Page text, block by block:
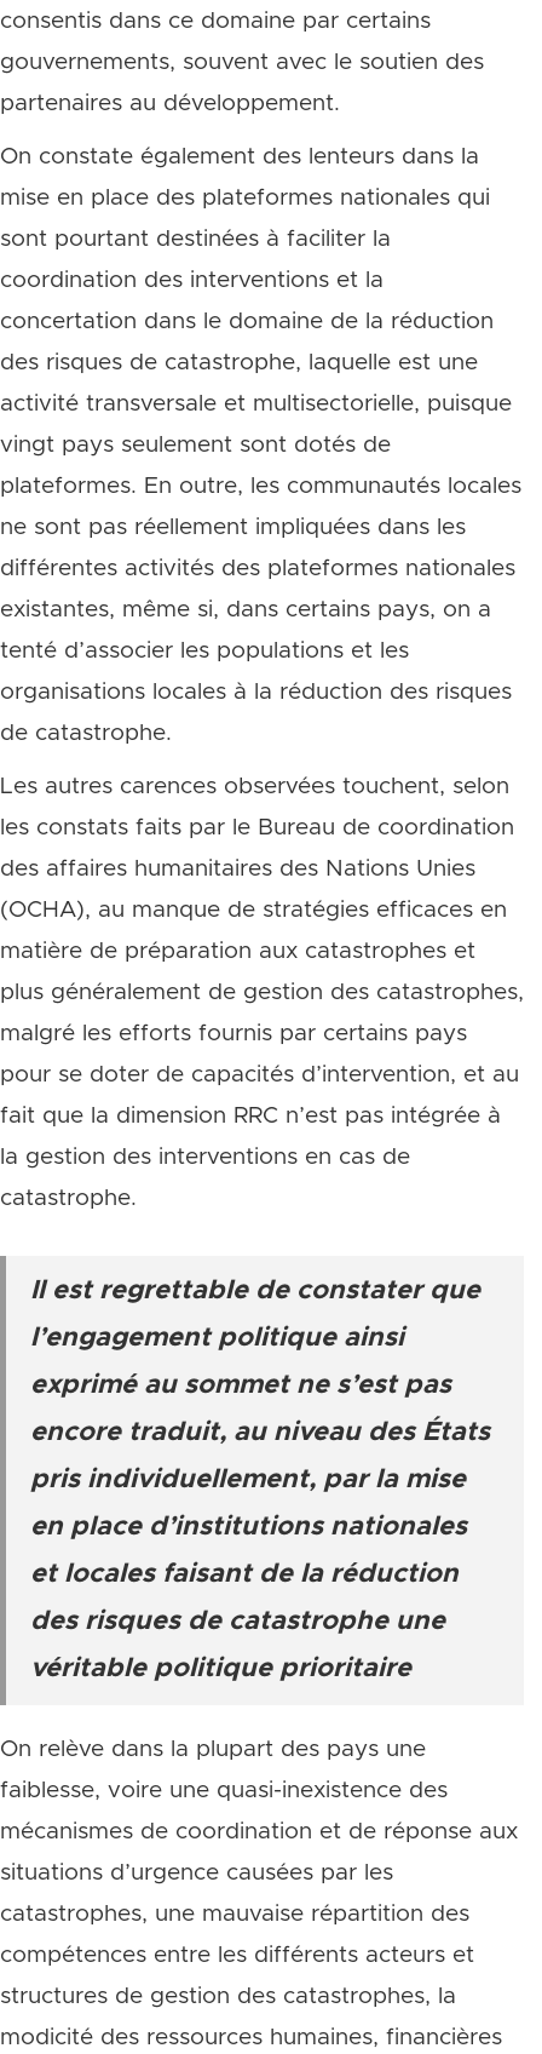
consentis dans ce domaine par certains
gouvernements, souvent avec le soutien des
partenaires au développement.
On constate également des lenteurs dans la
mise en place des plateformes nationales qui
sont pourtant destinées à faciliter la
coordination des interventions et la
concertation dans le domaine de la réduction
des risques de catastrophe, laquelle est une
activité transversale et multisectorielle, puisque
vingt pays seulement sont dotés de
plateformes. En outre, les communautés locales
ne sont pas réellement impliquées dans les
différentes activités des plateformes nationales
existantes, même si, dans certains pays, on a
tenté d’associer les populations et les
organisations locales à la réduction des risques
de catastrophe.
Les autres carences observées touchent, selon
les constats faits par le Bureau de coordination
des affaires humanitaires des Nations Unies
(OCHA), au manque de stratégies efficaces en
matière de préparation aux catastrophes et
plus généralement de gestion des catastrophes,
malgré les efforts fournis par certains pays
pour se doter de capacités d’intervention, et au
fait que la dimension RRC n’est pas intégrée à
la gestion des interventions en cas de
catastrophe.
Il est regrettable de constater que
l’engagement politique ainsi
exprimé au sommet ne s’est pas
encore traduit, au niveau des États
pris individuellement, par la mise
en place d’institutions nationales
et locales faisant de la réduction
des risques de catastrophe une
véritable politique prioritaire
On relève dans la plupart des pays une
faiblesse, voire une quasi-inexistence des
mécanismes de coordination et de réponse aux
situations d’urgence causées par les
catastrophes, une mauvaise répartition des
compétences entre les différents acteurs et
structures de gestion des catastrophes, la
modicité des ressources humaines, financières